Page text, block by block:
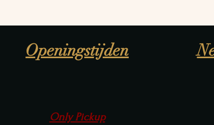
Openingstijden
Only Pickup